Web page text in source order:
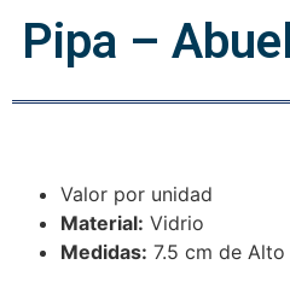
Pipa –
Valor por unidad
Material: Vidrio
Medidas: 7.5 cm de